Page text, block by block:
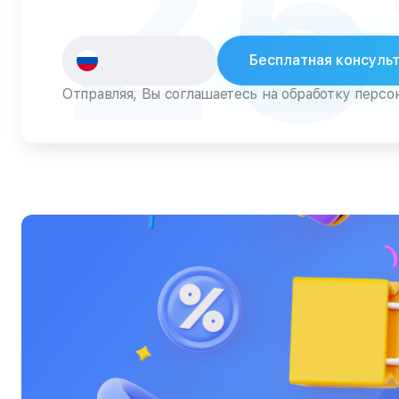
Роботы-пылесосы
Серверы
Стедикамы
Сушилки для рук
Сушильные машины
Телевизоры
Телефоны
Бесплатная
Отправляя, Вы соглашаетесь на обработку